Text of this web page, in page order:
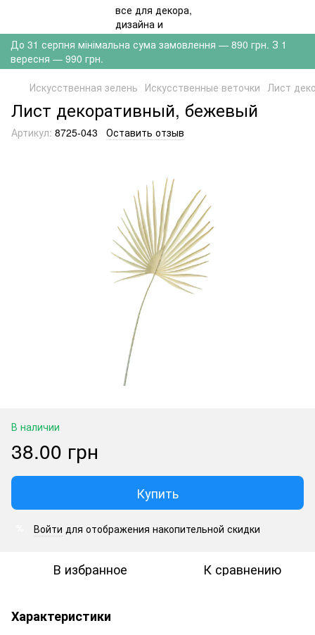
До 31 серпня мінімальна сума замовлення — 890 грн. З 1
вересня — 990 грн.
Искусственная зелень Искусственные веточки Лист
Лист декоративный, бежевый
Артикул: 8725-043 Оставить отзыв
В наличии
38.00 грн
Купить
Войти для отображения накопительной скидки
В избранное К сравнению
Характеристики